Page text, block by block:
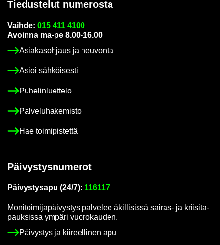
Tie­dus­te­lut nu­me­ros­ta
Vaih­de: 015 411 4100
Avoin­na ma-pe 8.00-16.00
Asia­kas­oh­jaus ja neu­von­ta
Asioi säh­köi­ses­ti
Pu­he­lin­luet­te­lo
Pal­ve­lu­ha­ke­mis­to
Hae toi­mi­pis­tet­tä
Päi­vys­tys­nu­me­rot
Päi­vys­tys­a­pu (24/7): 116117
Mo­ni­toi­mi­ja­päi­vys­tys pal­ve­lee äkil­li­sis­sä sairas-​ ja krii­si­ta­
pauk­sis­sa ym­pä­ri vuo­ro­kau­den.
Päi­vys­tys ja kii­reel­li­nen apu